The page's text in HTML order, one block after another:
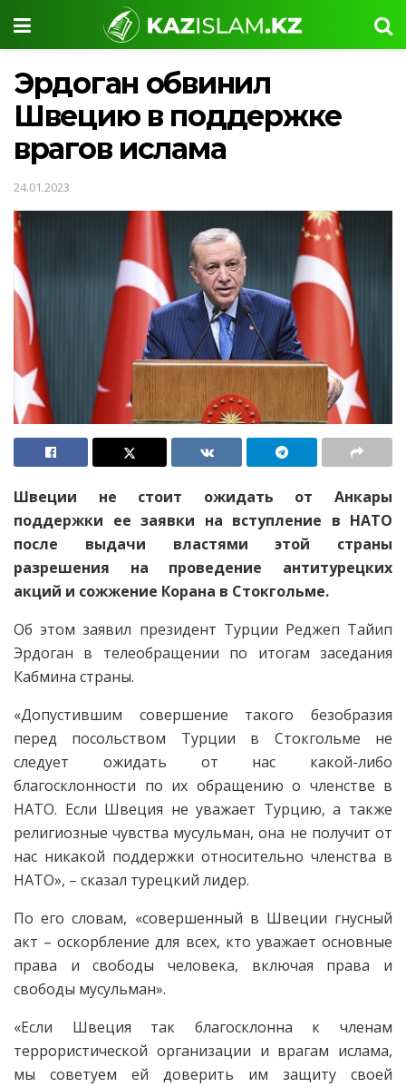
Эрдоган обвинил
Швецию в поддержке
врагов ислама
24.01.2023
Швеции не стоит ожидать от Анкары
поддержки ее заявки на вступление в НАТО
после выдачи властями этой страны
разрешения на проведение антитурецких
акций и сожжение Корана в Стокгольме.
Об этом заявил президент Турции Реджеп Тайип
Эрдоган в телеобращении по итогам заседания
Кабмина страны.
«Допустившим совершение такого безобразия
перед посольством Турции в Стокгольме не
следует ожидать от нас какой-либо
благосклонности по их обращению о членстве в
НАТО. Если Швеция не уважает Турцию, а также
религиозные чувства мусульман, она не получит от
нас никакой поддержки относительно членства в
НАТО», – сказал турецкий лидер.
По его словам, «совершенный в Швеции гнусный
акт – оскорбление для всех, кто уважает основные
права и свободы человека, включая права и
свободы мусульман».
«Если Швеция так благосклонна к членам
террористической организации и врагам ислама,
мы советуем ей доверить им защиту своей